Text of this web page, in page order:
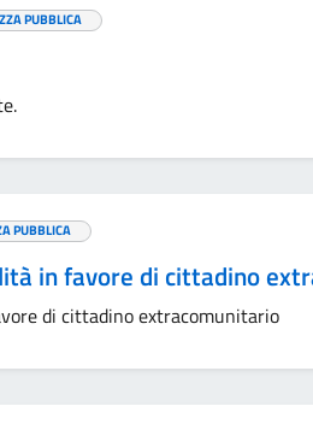
PUBBLICA
PUBBLICA
in favore di cittadino
di cittadino extracomunitario